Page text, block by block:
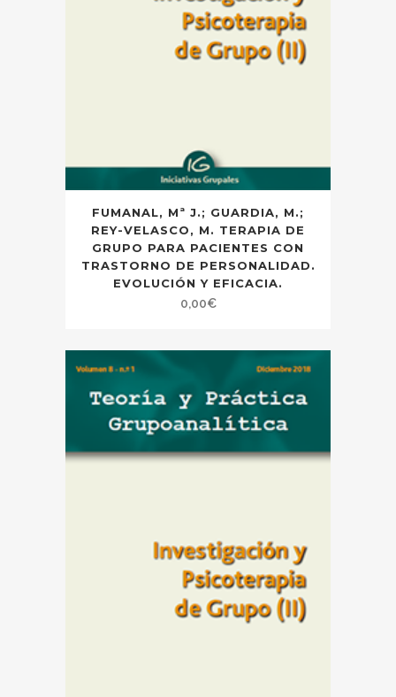
FUMANAL, Mª J.; GUARDIA, M.;
REY-VELASCO, M. TERAPIA DE
GRUPO PARA PACIENTES CON
TRASTORNO DE PERSONALIDAD.
EVOLUCIÓN Y EFICACIA.
0,00€